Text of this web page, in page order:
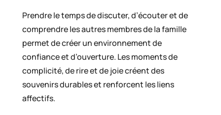
Prendre le temps de discuter, d’écouter et de
comprendre les autres membres de la famille
permet de créer un environnement de
confiance et d’ouverture. Les moments de
complicité, de rire et de joie créent des
souvenirs durables et renforcent les liens
affectifs.